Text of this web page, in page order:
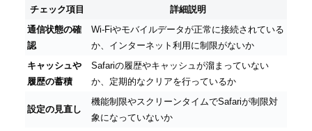
チェック項目
詳細説明
通信状態の確
認
Wi-Fiやモバイルデータが正常に接続されている
か、インターネット利用に制限がないか
キャッシュや
履歴の蓄積
Safariの履歴やキャッシュが溜まっていない
か、定期的なクリアを行っているか
設定の見直し
機能制限やスクリーンタイムでSafariが制限対
象になっていないか